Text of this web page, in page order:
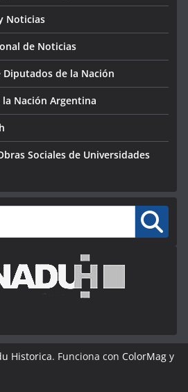
Noticias
de Noticias
de la Nación
Nación Argentina
Sociales de Universidades
Buscar
Historica. Funciona con ColorMag y